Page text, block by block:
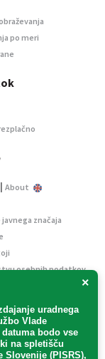
×
uradnega
Vlade
datuma bodo vse
na spletišču
Slovenije (PISRS),
po meri
| About
značaja
osebnih podatkov